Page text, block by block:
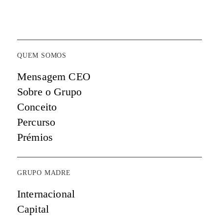
QUEM SOMOS
Mensagem CEO
Sobre o Grupo
Conceito
Percurso
Prémios
GRUPO MADRE
Internacional
Capital